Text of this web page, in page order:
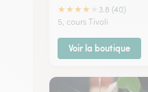
★★★★
3.8 (40)
5, cours Tivoli
Voir la boutique